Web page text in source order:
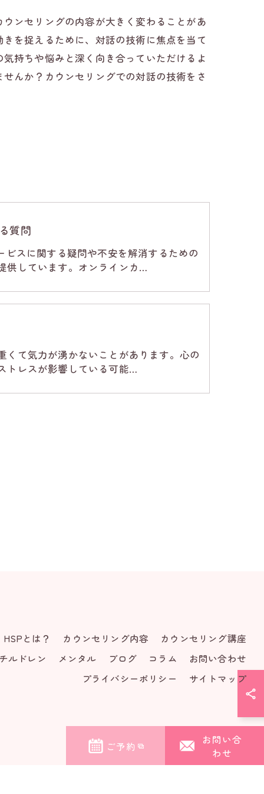
ンセリングの内容が大きく変わることがあ
を捉えるために、対話の技術に焦点を当て
持ちや悩みと深く向き合っていただけるよ
んか？カウンセリングでの対話の技術をさ
質問
ビスに関する疑問や不安を解消するための
供しています。オンラインカ…
くて気力が湧かないことがあります。心の
トレスが影響している可能…
ご予約
お問い合
わせ
HSPとは？ カウンセリング内容
カウンセリング講座
ルドレン
メンタル ブログ コラム
お問い合わせ
プライバシーポリシー
サイトマップ